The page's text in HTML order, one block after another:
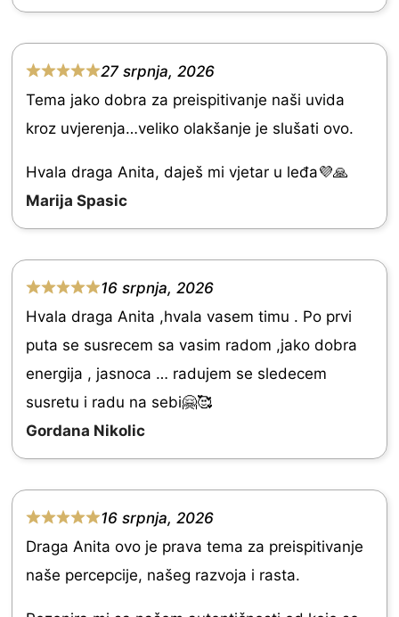
.
0
o
u
t
f
5
a
e
d
5
.
0
o
u
t
o
f
5
27 srpnja, 2026
Tema jako dobra za preispitivanje naši uvida
kroz uvjerenja…veliko olakšanje je slušati ovo.
Hvala draga Anita, daješ mi vjetar u leđa💜🙏
Marija Spasic
e
o
u
t
16 srpnja, 2026
Hvala draga Anita ,hvala vasem timu . Po prvi
puta se susrecem sa vasim radom ,jako dobra
energija , jasnoca … radujem se sledecem
susretu i radu na sebi🤗🥰
Gordana Nikolic
t
16 srpnja, 2026
Draga Anita ovo je prava tema za preispitivanje
naše percepcije, našeg razvoja i rasta.